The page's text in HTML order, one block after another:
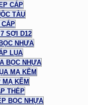
CÁP
TÀU
SỢI D12
NHỰA
LỤA
BỌC NHỰA
MẠ KẼM
MẠ KẼM
THÉP
BỌC NHỰA